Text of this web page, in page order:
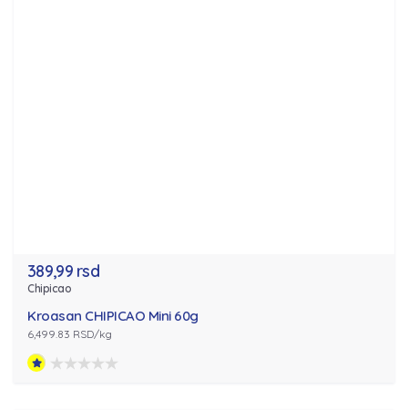
389,99 rsd
Chipicao
Kroasan CHIPICAO Mini 60g
6,499.83 RSD/kg